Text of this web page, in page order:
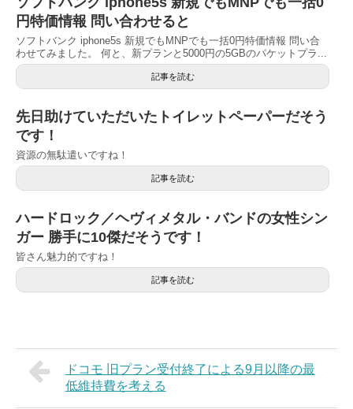
円特価情報 問い合わせると
ソフトバンク iphone5s 新規でもMNPでも一括0円特価情報 問い合
わせてみました。 何と、新プランと5000円の5GBのパケットプラ...
記事を読む
先日助けていただいたトイレットペーパーだそう
です！
資源の無駄遣いですね！
記事を読む
ハードロック／ヘヴィメタル・バンドの女性シン
ガー 勝手に10傑だそうです！
皆さん魅力的ですね！
記事を読む
ドコモ 旧プラン受付終了による9月以降の最
低維持費を考える